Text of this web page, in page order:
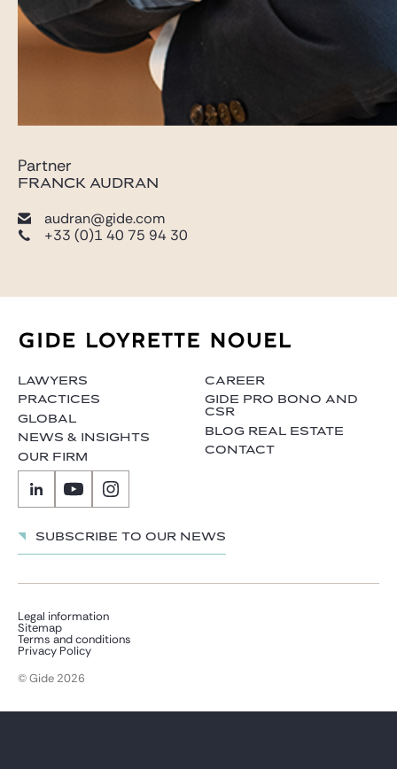
Partner
FRANCK AUDRAN
audran@gide.com
+33 (0)1 40 75 94 30
LAWYERS
PRACTICES
GLOBAL
NEWS & INSIGHTS
OUR FIRM
CAREER
GIDE PRO BONO AND
CSR
BLOG REAL ESTATE
CONTACT
Subscribe to our news
Legal information
Sitemap
Terms and conditions
Privacy Policy
© Gide 2026